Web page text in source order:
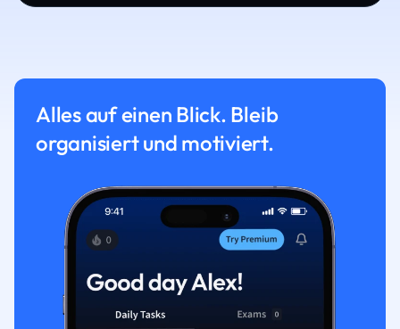
Alles auf einen Blick. Bleib
organisiert und motiviert.